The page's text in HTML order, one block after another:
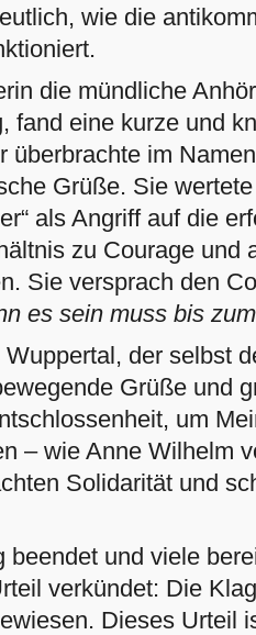
wie die
die mündliche
fand eine kurze und
überbrachte im
Grüße. Sie
als Angriff auf die
zu Courage und
Sie versprach den
es sein muss bis
der selbst
Grüße und
um
– wie Anne Wilhelm
Solidarität und
beendet und viele
verkündet: Die
Dieses Urteil